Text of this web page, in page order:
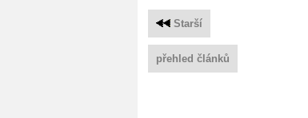
Starší
přehled článků